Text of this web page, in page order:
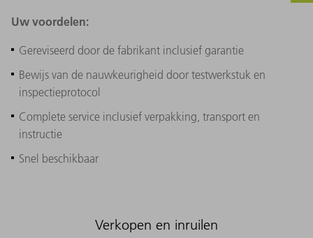
Uw voordelen:
Gereviseerd door de fabrikant inclusief garantie
Bewijs van de nauwkeurigheid door testwerkstuk en
inspectieprotocol
Complete service inclusief verpakking, transport en
instructie
Snel beschikbaar
Verkopen en inruilen